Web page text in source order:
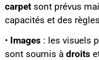
carpet sont prévus
capacités et des
• Images : les visuels
sont soumis à droits